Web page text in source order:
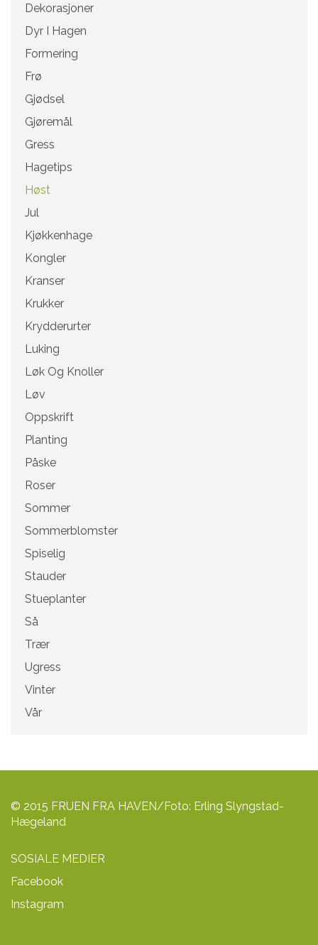
Dekorasjoner
Dyr I Hagen
Formering
Frø
Gjødsel
Gjøremål
Gress
Hagetips
Høst
Jul
Kjøkkenhage
Kongler
Kranser
Krukker
Krydderurter
Luking
Løk Og Knoller
Løv
Oppskrift
Planting
Påske
Roser
Sommer
Sommerblomster
Spiselig
Stauder
Stueplanter
Så
Trær
Ugress
Vinter
Vår
© 2015 FRUEN FRA HAVEN/Foto: Erling Slyngstad-
Hægeland
SOSIALE MEDIER
Facebook
Instagram